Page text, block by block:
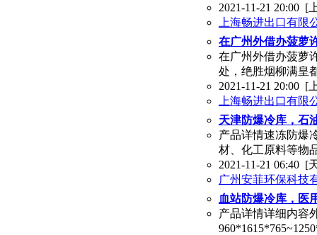
2021-11-21 20:00 [
上海畅进出口有限
在广州外借办菠萝
在广州外借办菠萝
处，绝胜烟柳满皇
2021-11-21 20:00 [
上海畅进出口有限
天津防爆冷库，石
产品详情速冻防爆
材、化工原料等物
2021-11-21 06:40 [
广州安菲环保科技
血站防爆冷库，医
产品详情详细内容